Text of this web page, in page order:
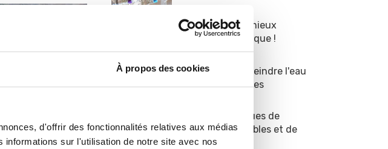
À propos des cookies
d'offrir des fonctionnalités relatives aux médias
sur l'utilisation de notre site avec nos
9 conseils pour mieux
peindre en acrylique !
8 astuces pour peindre l'eau
dans vos paysages
TOP 5 des marques de
peinture accessibles et de
bonne qualité !